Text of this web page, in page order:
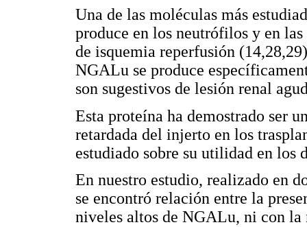
Una de las moléculas más
produce en los neutrófilos y en
de isquemia reperfusión
NGALu se produce
son sugestivos de lesión renal
Esta proteína ha demostrado ser
retardada del injerto en los
estudiado sobre su utilidad en los
En nuestro estudio, realizado en
se encontró relación entre la
niveles altos de NGALu, ni con la